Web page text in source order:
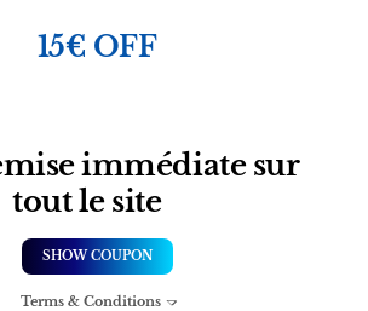
15€ OFF
immédiate sur
tout le site
SHOW COUPON
Terms & Conditions